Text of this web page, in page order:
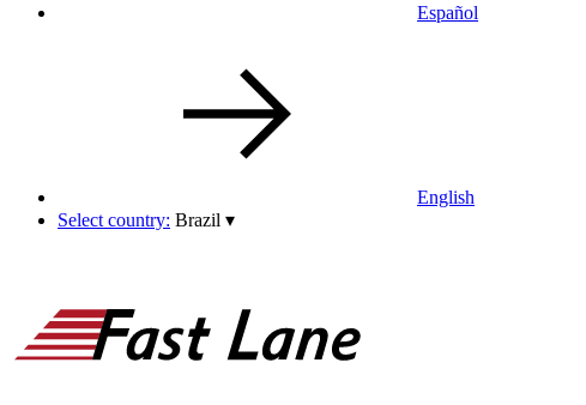
Español
English
Select country: Brazil ▾